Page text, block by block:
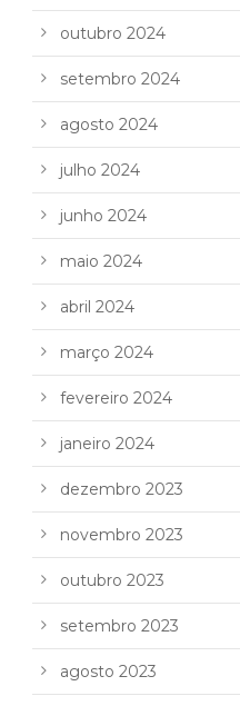
outubro 2024
setembro 2024
agosto 2024
julho 2024
junho 2024
maio 2024
abril 2024
março 2024
fevereiro 2024
janeiro 2024
dezembro 2023
novembro 2023
outubro 2023
setembro 2023
agosto 2023